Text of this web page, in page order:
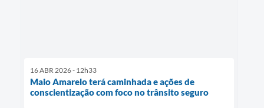
16 ABR 2026 - 12h33
Maio Amarelo terá caminhada e ações de
conscientização com foco no trânsito seguro